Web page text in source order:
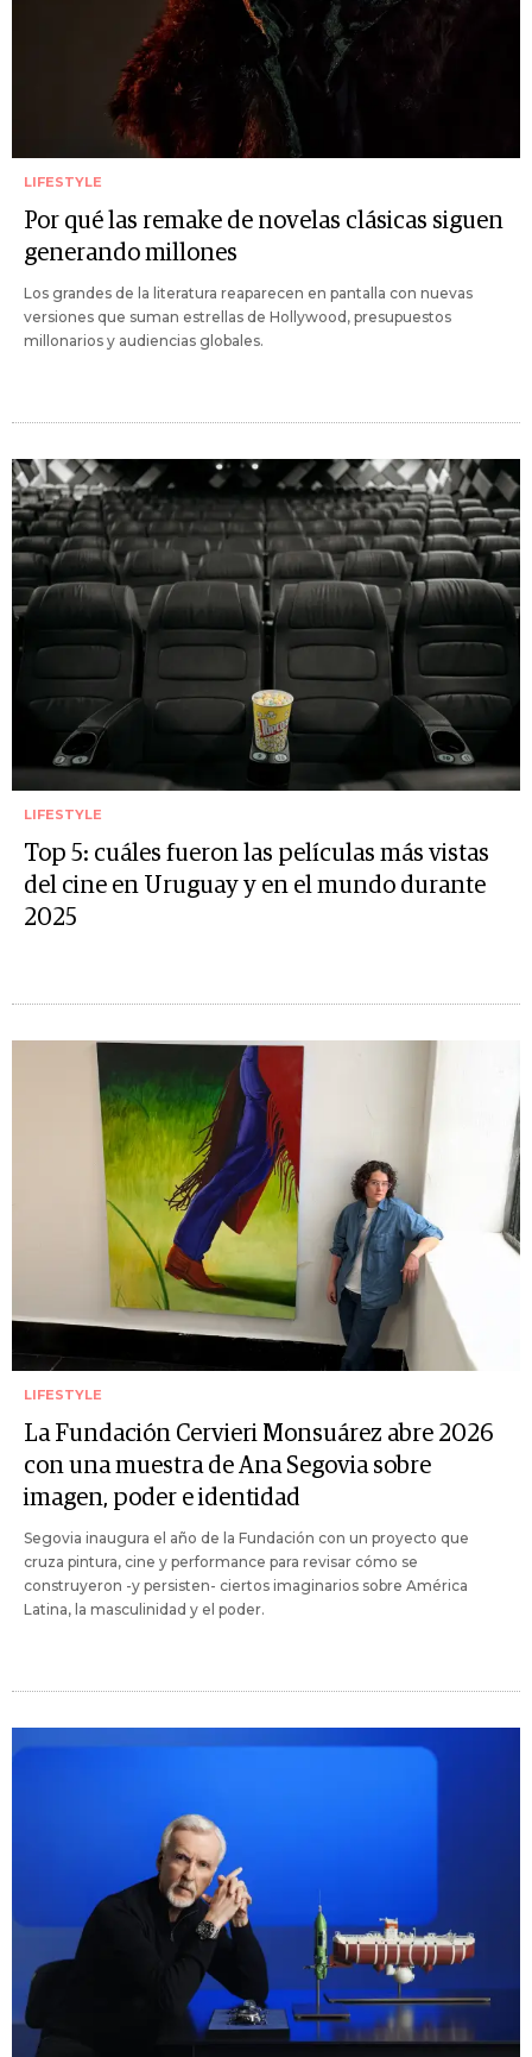
LIFESTYLE
Por qué las remake de novelas clásicas siguen
generando millones
Los grandes de la literatura reaparecen en pantalla con nuevas
versiones que suman estrellas de Hollywood, presupuestos
millonarios y audiencias globales.
LIFESTYLE
Top 5: cuáles fueron las películas más vistas
del cine en Uruguay y en el mundo durante
2025
LIFESTYLE
La Fundación Cervieri Monsuárez abre 2026
con una muestra de Ana Segovia sobre
imagen, poder e identidad
Segovia inaugura el año de la Fundación con un proyecto que
cruza pintura, cine y performance para revisar cómo se
construyeron -y persisten- ciertos imaginarios sobre América
Latina, la masculinidad y el poder.